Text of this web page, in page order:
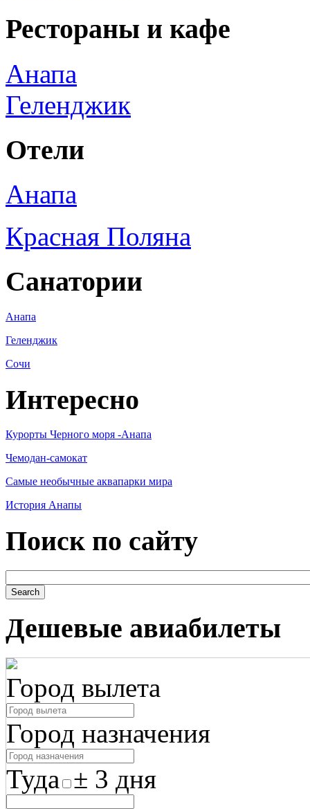
Рестораны и кафе
Анапа
Геленджик
Отели
Анапа
Красная Поляна
Санатории
Анапа
Геленджик
Сочи
Интересно
Курорты Черного моря -Анапа
Чемодан-самокат
Самые необычные аквапарки мира
История Анапы
Поиск по сайту
Дешевые авиабилеты
Город вылета
Город назначения
Туда ± 3 дня